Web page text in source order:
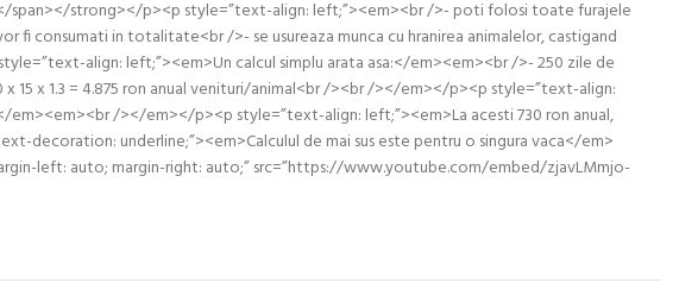
span></strong></p><p style=”text-align: left;”><em><br />- poti folosi toate furajele
fi consumati in totalitate<br />- se usureaza munca cu hranirea animalelor, castigand
align: left;”><em>Un calcul simplu arata asa:</em><em><br />- 250 zile de
x 1.3 = 4.875 ron anual venituri/animal<br /><br /></em></p><p style=”text-align:
em><em><br /></em></p><p style=”text-align: left;”><em>La acesti 730 ron anual,
decoration: underline;”><em>Calculul de mai sus este pentru o singura vaca</em>
left: auto; margin-right: auto;” src=”https://www.youtube.com/embed/zjavLMmjo-